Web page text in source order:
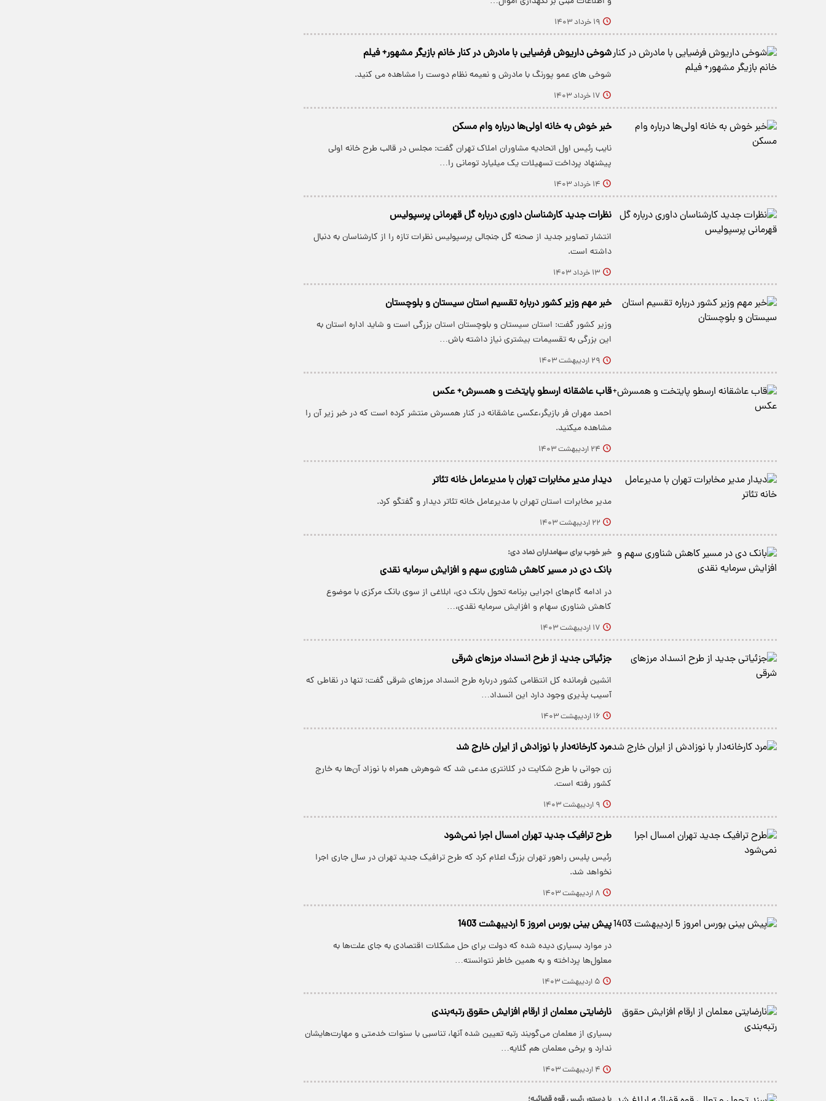
۱۹ خرداد ۱۴۰۳
شوخی داریوش فرضیایی با مادرش در کنار خانم بازیگر مشهور+ فیلم
شوخی‌ های عمو پورنگ با مادرش و نعیمه نظام دوست را مشاهده می کنید.
۱۷ خرداد ۱۴۰۳
خبر خوش به خانه اولی‌ها درباره وام مسکن
نایب رئیس اول اتحادیه مشاوران املاک تهران گفت: مجلس در قالب طرح خانه اولی
پیشنهاد پرداخت تسهیلات یک میلیارد تومانی را…
۱۴ خرداد ۱۴۰۳
نظرات جدید کارشناسان داوری درباره گل قهرمانی پرسپولیس
انتشار تصاویر جدید از صحنه گل جنجالی پرسپولیس نظرات تازه را از کارشناسان به دنبال
داشته است.
۱۳ خرداد ۱۴۰۳
خبر مهم وزیر کشور درباره تقسیم استان سیستان و بلوچستان
وزیر کشور گفت: استان سیستان و بلوچستان استان بزرگی است و شاید اداره استان به
این بزرگی به تقسیمات بیشتری نیاز داشته باش…
۲۹ اردیبهشت ۱۴۰۳
قاب عاشقانه ارسطو پایتخت و همسرش+ عکس
احمد مهران فر بازیگر،عکسی عاشقانه در کنار همسرش منتشر کرده است که در خبر زیر آن را
مشاهده میکنید.
۲۴ اردیبهشت ۱۴۰۳
دیدار مدیر مخابرات تهران با مدیرعامل خانه تئاتر
مدیر مخابرات استان تهران با مدیرعامل خانه تئاتر دیدار و گفتگو کرد.
۲۲ اردیبهشت ۱۴۰۳
خبر خوب برای سهامداران نماد دی:
بانک دی در مسیر کاهش شناوری سهم و افزایش سرمایه نقدی
در ادامه گام‌های اجرایی برنامه تحول بانک دی، ابلاغی از سوی بانک مرکزی با موضوع
کاهش شناوری سهام و افزایش سرمایه نقدی،…
۱۷ اردیبهشت ۱۴۰۳
جزئیاتی جدید از طرح انسداد مرزهای شرقی
انشین فرمانده کل انتظامی کشور درباره طرح انسداد مرزهای شرقی گفت: تنها در نقاطی که
آسیب پذیری وجود دارد این انسداد…
۱۶ اردیبهشت ۱۴۰۳
مرد کارخانه‌دار با نوزادش از ایران خارج شد
زن جوانی با طرح شکایت در کلانتری مدعی شد که شوهرش همراه با نوزاد آن‌ها به خارج
کشور رفته است.
۹ اردیبهشت ۱۴۰۳
طرح ترافیک جدید تهران امسال اجرا نمی‌شود
رئیس پلیس راهور تهران بزرگ اعلام کرد که طرح ترافیک جدید تهران در سال جاری اجرا
نخواهد شد.
۸ اردیبهشت ۱۴۰۳
پیش بینی بورس امروز 5 اردیبهشت 1403
در موارد بسیاری دیده شده که دولت برای حل مشکلات اقتصادی به جای علت‌ها به
معلول‌ها پرداخته و به همین خاطر نتوانسته…
۵ اردیبهشت ۱۴۰۳
نارضایتی معلمان از ارقام افزایش حقوق رتبه‌بندی
بسیاری از معلمان می‌گویند رتبه تعیین شده آنها، تناسبی با سنوات خدمتی‌ و مهارت‌هایشان
ندارد و برخی معلمان هم گلایه…
۴ اردیبهشت ۱۴۰۳